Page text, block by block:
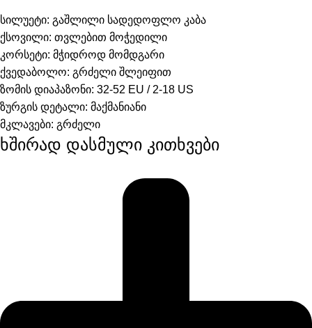
სილუეტი: გაშლილი სადედოფლო კაბა
ქსოვილი: თვლებით მოჭედილი
კორსეტი: მჭიდროდ მომდგარი
ქვედაბოლო: გრძელი შლეიფით
ზომის დიაპაზონი: 32-52 EU / 2-18 US
ზურგის დეტალი: მაქმანიანი
მკლავები: გრძელი
ხშირად დასმული კითხვები